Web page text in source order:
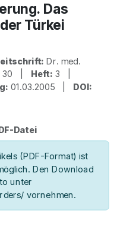
Das
Türkei
Dr. med.
30 | Heft: 3 |
01.03.2005 | DOI:
Datei
(PDF-Format) ist
Den Download
unter
vornehmen.